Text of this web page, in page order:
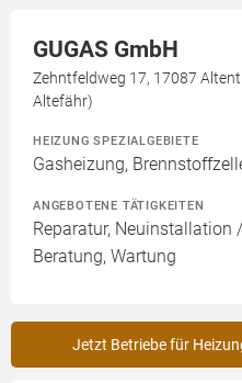
GUGAS GmbH
Zehntfeldweg 17, 17087
Altefähr)
HEIZUNG SPEZIALGEBIETE
Gasheizung,
ANGEBOTENE TÄTIGKEITEN
Reparatur, Neuinstallation
Beratung, Wartung
Jetzt Betriebe für